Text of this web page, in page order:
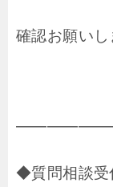
確認お願いし
◆質問相談